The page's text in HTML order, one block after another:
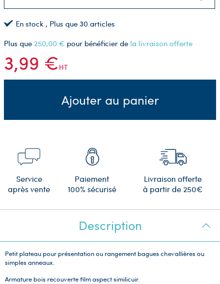
En stock , Plus que 30 articles
Plus que 250,00 € pour bénéficier de la livraison offerte
3,99 €HT
Ajouter au panier
Service
après vente
Paiement
100% sécurisé
Livraison offerte
à partir de 250€
Description
Petit plateau pour présentation ou rangement bagues chevallières ou
simples anneaux.
Armature bois recouverte film aspect similicuir.